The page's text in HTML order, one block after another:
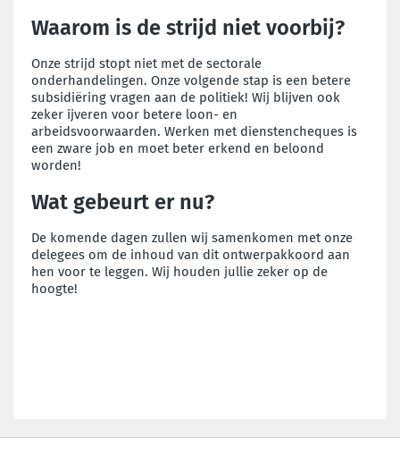
Waarom is de strijd niet voorbij?
Onze strijd stopt niet met de sectorale
onderhandelingen. Onze volgende stap is een betere
subsidiëring vragen aan de politiek! Wij blijven ook
zeker ijveren voor betere loon- en
arbeidsvoorwaarden. Werken met dienstencheques is
een zware job en moet beter erkend en beloond
worden!
Wat gebeurt er nu?
De komende dagen zullen wij samenkomen met onze
delegees om de inhoud van dit ontwerpakkoord aan
hen voor te leggen. Wij houden jullie zeker op de
hoogte!